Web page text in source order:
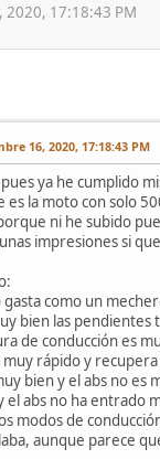
17:18:43 PM
16, 2020, 17:18:43 PM
ya he cumplido
es la moto con solo
ni he subido
impresiones si
gasta como un
bien las
de conducción es
muy rápido y
bien y el abs no es
el abs no ha entrado
modos de
aunque parece